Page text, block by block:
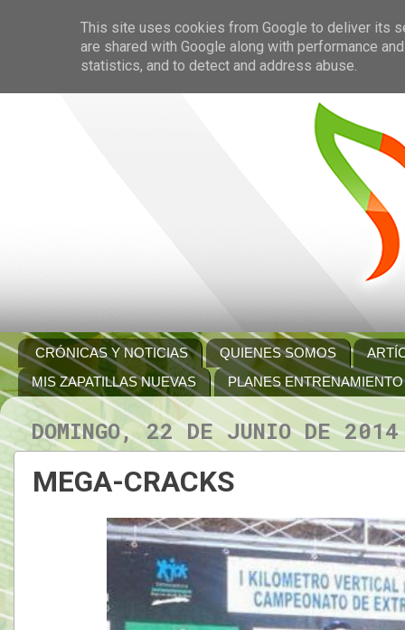
CRÓNICAS Y NOTICIAS QUIENES SOMOS
MIS ZAPATILLAS NUEVAS
PLANES ENTRENAMIENTO
DOMINGO, 22 DE JUNIO DE 2014
MEGA-CRACKS
This site uses cookies from Google to deliver its
are shared with Google along with performance
statistics, and to detect and address abuse.